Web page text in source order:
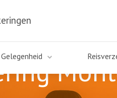
Gelegenheid